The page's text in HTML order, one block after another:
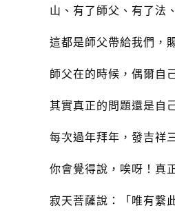
山、有了師父、有了法
這都是師父帶給我們，
師父在的時候，偶爾自
其實真正的問題還是自
每次過年拜年，發吉祥
你會覺得說，唉呀！真
寂天菩薩說：「唯有繋